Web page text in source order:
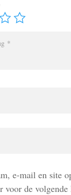
e-mail en site
voor de